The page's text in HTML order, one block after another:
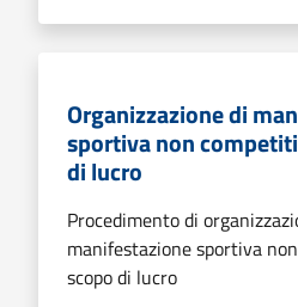
Organizzazione di
sportiva non
di lucro
Procedimento di
manifestazione sportiva
scopo di lucro